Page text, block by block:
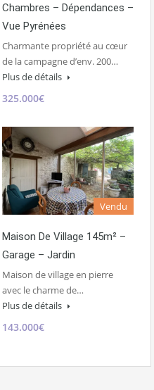
Chambres – Dépendances –
Vue Pyrénées
Charmante propriété au cœur
de la campagne d’env. 200…
Plus de détails
325.000€
Vendu
Maison De Village 145m² –
Garage – Jardin
Maison de village en pierre
avec le charme de…
Plus de détails
143.000€